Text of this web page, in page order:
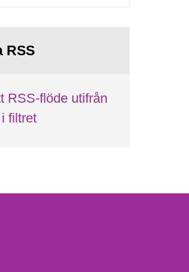
RSS
RSS-flöde utifrån
filtret